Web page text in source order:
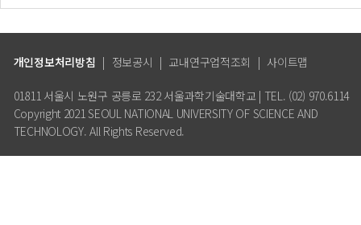
개인정보처리방침 | 정보공시 | 교내연구업적조회 | 사이트맵
01811 서울시 노원구 공릉로 232 서울과학기술대학교 | TEL. (02) 970.6114
Copyright 2021 SEOUL NATIONAL UNIVERSITY OF SCIENCE AND
TECHNOLOGY. All Rights Reserved.